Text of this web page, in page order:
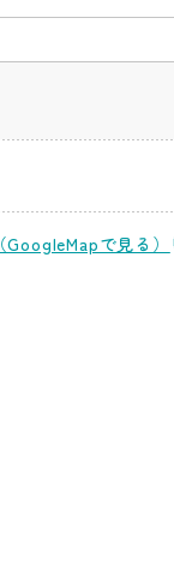
（GoogleMapで見る）